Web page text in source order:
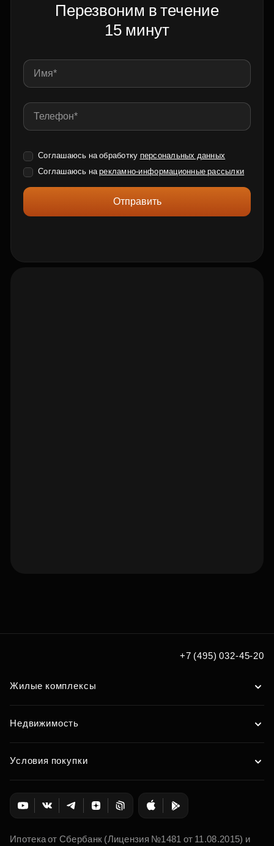
Перезвоним в течение
15 минут
Соглашаюсь на обработку персональных данных
Соглашаюсь нарекламно-информационные рассылки
Отправить
+7 (495) 032-45-20
Жилые комплексы
Недвижимость
Условия покупки
Ипотека от Сбербанк (Лицензия №1481 от 11.08.2015) и